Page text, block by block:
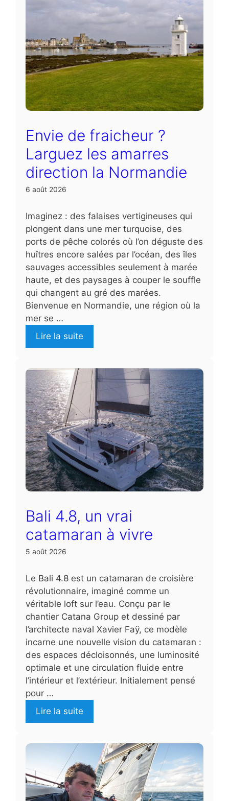
Envie de fraicheur ?
Larguez les amarres
direction la Normandie
6 août 2026
Imaginez : des falaises vertigineuses qui
plongent dans une mer turquoise, des
ports de pêche colorés où l’on déguste des
huîtres encore salées par l’océan, des îles
sauvages accessibles seulement à marée
haute, et des paysages à couper le souffle
qui changent au gré des marées.
Bienvenue en Normandie, une région où la
mer se …
Lire la suite
Bali 4.8, un vrai
catamaran à vivre
5 août 2026
Le Bali 4.8 est un catamaran de croisière
révolutionnaire, imaginé comme un
véritable loft sur l’eau. Conçu par le
chantier Catana Group et dessiné par
l’architecte naval Xavier Faÿ, ce modèle
incarne une nouvelle vision du catamaran :
des espaces décloisonnés, une luminosité
optimale et une circulation fluide entre
l’intérieur et l’extérieur. Initialement pensé
pour …
Lire la suite